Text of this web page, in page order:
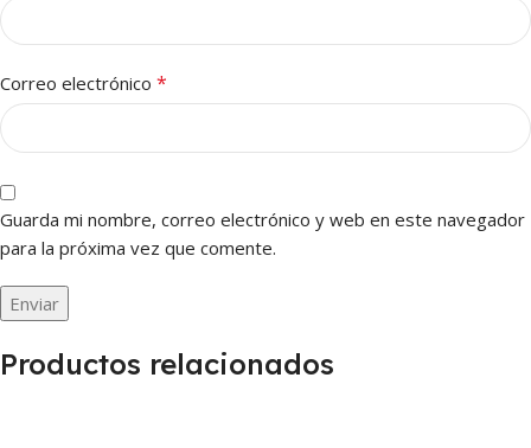
Correo electrónico *
Guarda mi nombre, correo electrónico y web en este navegador
para la próxima vez que comente.
Productos relacionados